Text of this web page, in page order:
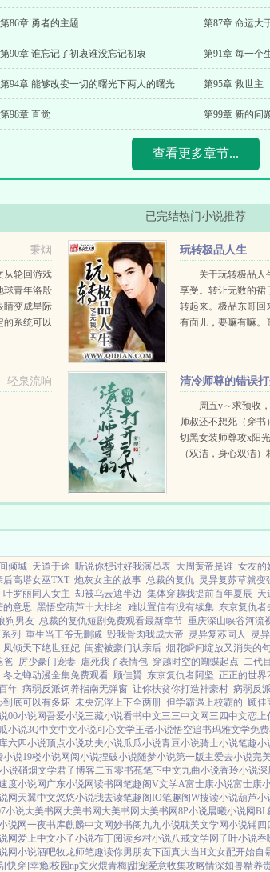
第86章 勇者的主题 第87章 命运大
第90章 谁忘记了初衷谁没忘记初衷 第91章 每一个
第94章 能够改变一切的曙光下两人的曙光 第95章 救世主
第98章 直觉 第99章 新的问
查看更多章节...
已完结热门小说推荐
秉烟
从轮回游戏
球青年洛殷
睛变成星际
的系统可以
玩转极品人生
关于玩转极品人
享受。转让无数的裙
转起来。极品东哥回
有面儿，要嘛有嘛。
递牙...
轻泉流响
清冷师尊的错误
周五v～求预收
师叔还不想死（穿书
切黑女装师尊攻x阳
（双洁，身心双洁）
他辣手摧花的美人不
倾城 天道于途 听说你想讨好我演员表 大周黄帝是谁 女友的
后高塔女巫TXT 炮灰女主的故事 总裁的复仇 灵异复苏草就变
叶罗丽同人女主 却被乌云遮半边 集体穿越我提前百年夏辰 天
的意思 黑悟空葫芦十大排名 难以置信有没有续集 东京复仇者
狗男友 总裁的复仇短剧免费观看最新章节 重庆深山峡谷河流
列 重生当王爷无删减 毁我骨肉我成大帝 灵异复苏同人 灵
凤倾天下绝世狂妃 闺蜜被豪门认亲后 烟花瞬间绽放又消失的
爸 厉少豪门宠妻 虐死我了表情包 穿越时空的蝴蝶起点 二代
冬之蝉动漫全集免费观看 顾佳贇 东京复仇者阿坚 正正的世界
年 病弱反派饲养指南无弹窗 让你扶贫你打造神豪村 病弱反
到底可以有多坏 未央沉浮上下全两册 但学霸遇上校霸的 顾佳
00小说网吾爱小说三藏小说看书中文三三中文网 三四中文恋上
小说3Q中文中文小说可心文学王者小说悟空追书玛雅文学免
六四小说顶点小说功夫小说瓜瓜小说青豆小说骑士小说笔趣小
小说19楼小说网阅小说捏破小说随梦小说第一版主爱去小说完
说硝烟文学君子博客二五零书苑笔下中文九曲小说香玲小说深
度小说网 广东小说网读书网笔趣阁V文学A富士康小说富士康
网 天翼中文悠悠小说我去读笔趣阁IO笔趣阁W搜读小说葫芦小
小说大美书网 大美书网 大美书网 大美书网8P小说晨曦小说网BL
说网一夜书库麒麟中文网妙书阁 九九小说耽美文学网小说铺四
网爱上中文小子小说布丁阅读乡村小说八戒文学网子叶小说吞
网小说酒吧牧龙师笔趣读你男朋友下面真大当H文女配开始自
[快穿]幸瘾|校园np文火煨青梅|甜宠爱意收集攻略情深如兽精养